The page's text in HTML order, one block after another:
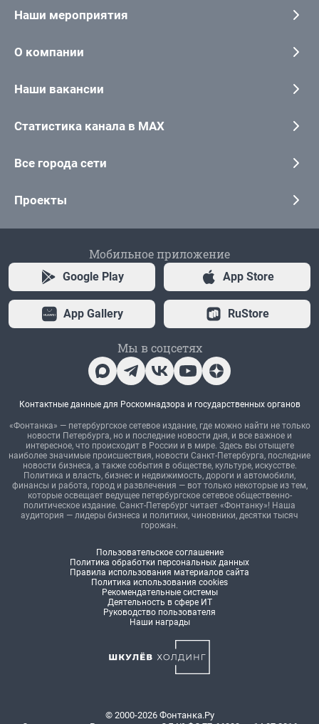
Наши мероприятия
О компании
Наши вакансии
Статистика канала в MAX
Все города сети
Проекты
Мобильное приложение
Google Play App Store
App Gallery RuStore
Мы в соцсетях
Контактные данные для Роскомнадзора и государственных органов
«Фонтанка» — петербургское сетевое издание, где можно найти не только
новости Петербурга, но и последние новости дня, и все важное и
интересное, что происходит в России и в мире. Здесь вы отыщете
наиболее значимые происшествия, новости Санкт-Петербурга, последние
новости бизнеса, а также события в обществе, культуре, искусстве.
Политика и власть, бизнес и недвижимость, дороги и автомобили,
финансы и работа, город и развлечения — вот только некоторые из тем,
которые освещает ведущее петербургское сетевое общественно-
политическое издание. Санкт-Петербург читает «Фонтанку»! Наша
аудитория — лидеры бизнеса и политики, чиновники, десятки тысяч
горожан.
Пользовательское соглашение
Политика обработки персональных данных
Правила использования материалов сайта
Политика использования cookies
Рекомендательные системы
Деятельность в сфере ИТ
Руководство пользователя
Наши награды
© 2000-2026 Фонтанка.Ру